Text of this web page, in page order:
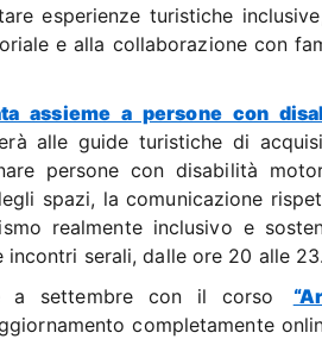
esperienze turistiche
e alla collaborazione con
assieme a persone con
alle guide turistiche di
persone con disabilità
spazi, la comunicazione
realmente inclusivo e
serali, dalle ore 20 alle 23.
a settembre con il corso
completamente